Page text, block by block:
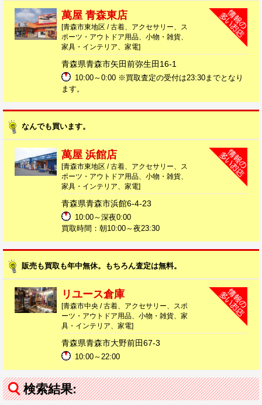
萬屋 青森東店
[青森市東地区 / 古着、アクセサリー、ス
ポーツ・アウトドア用品、小物・雑貨、
家具・インテリア、家電]
青森県青森市矢田前弥生田16-1
10:00～0:00 ※買取査定の受付は23:30までとなり
ます。
なんでも買います。
萬屋 浜館店
[青森市東地区 / 古着、アクセサリー、ス
ポーツ・アウトドア用品、小物・雑貨、
家具・インテリア、家電]
青森県青森市浜館6-4-23
10:00～深夜0:00
買取時間：朝10:00～夜23:30
販売も買取も年中無休。もちろん査定は無料。
リユース倉庫
[青森市中央 / 古着、アクセサリー、スポ
ーツ・アウトドア用品、小物・雑貨、家
具・インテリア、家電]
青森県青森市大野前田67-3
10:00～22:00
検索結果: